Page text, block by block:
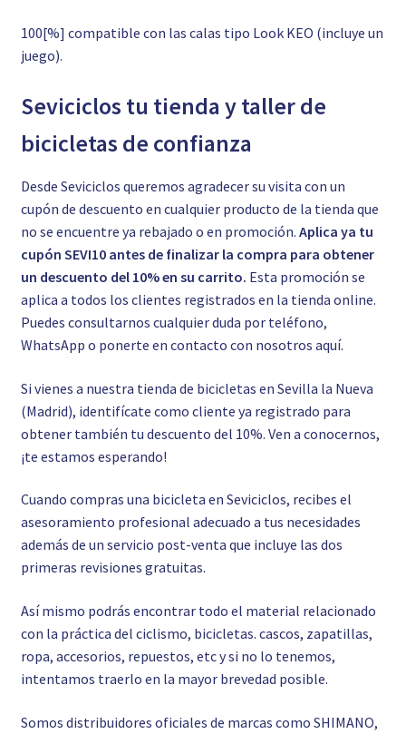
100[%] compatible con las calas tipo Look KEO (incluye un
juego).
Seviciclos tu tienda y taller de
bicicletas de confianza
Desde Seviciclos queremos agradecer su visita con un
cupón de descuento en cualquier producto de la tienda que
no se encuentre ya rebajado o en promoción. Aplica ya tu
cupón SEVI10 antes de finalizar la compra para obtener
un descuento del 10% en su carrito. Esta promoción se
aplica a todos los clientes registrados en la tienda online.
Puedes consultarnos cualquier duda por teléfono,
WhatsApp o ponerte en contacto con nosotros aquí.
Si vienes a nuestra tienda de bicicletas en Sevilla la Nueva
(Madrid), identifícate como cliente ya registrado para
obtener también tu descuento del 10%. Ven a conocernos,
¡te estamos esperando!
Cuando compras una bicicleta en Seviciclos, recibes el
asesoramiento profesional adecuado a tus necesidades
además de un servicio post-venta que incluye las dos
primeras revisiones gratuitas.
Así mismo podrás encontrar todo el material relacionado
con la práctica del ciclismo, bicicletas. cascos, zapatillas,
ropa, accesorios, repuestos, etc y si no lo tenemos,
intentamos traerlo en la mayor brevedad posible.
Somos distribuidores oficiales de marcas como SHIMANO,